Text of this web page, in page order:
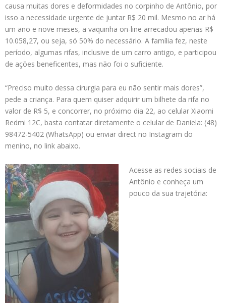
causa muitas dores e deformidades no corpinho de Antônio, por
isso a necessidade urgente de juntar R$ 20 mil. Mesmo no ar há
um ano e nove meses, a vaquinha on-line arrecadou apenas R$
10.058,27, ou seja, só 50% do necessário. A família fez, neste
período, algumas rifas, inclusive de um carro antigo, e participou
de ações beneficentes, mas não foi o suficiente.
“Preciso muito dessa cirurgia para eu não sentir mais dores”,
pede a criança. Para quem quiser adquirir um bilhete da rifa no
valor de R$ 5, e concorrer, no próximo dia 22, ao celular Xiaomi
Redmi 12C, basta contatar diretamente o celular de Daniela: (48)
98472-5402 (WhatsApp) ou enviar direct no Instagram do
menino, no link abaixo.
Acesse as redes sociais de
Antônio e conheça um
pouco da sua trajetória: